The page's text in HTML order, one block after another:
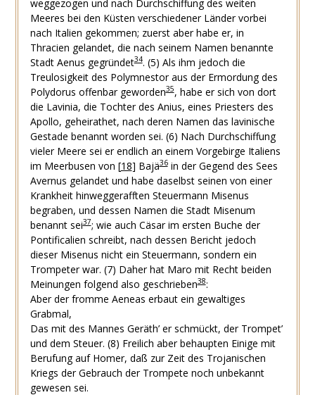
weggezogen und nach Durchschiffung des weiten
Meeres bei den Küsten verschiedener Länder vorbei
nach Italien gekommen; zuerst aber habe er, in
Thracien gelandet, die nach seinem Namen benannte
Stadt Aenus gegründet34. (5) Als ihm jedoch die
Treulosigkeit des Polymnestor aus der Ermordung des
Polydorus offenbar geworden35, habe er sich von dort
die Lavinia, die Tochter des Anius, eines Priesters des
Apollo, geheirathet, nach deren Namen das lavinische
Gestade benannt worden sei. (6) Nach Durchschiffung
vieler Meere sei er endlich an einem Vorgebirge Italiens
im Meerbusen von [18] Bajä36in der Gegend des Sees
Avernus gelandet und habe daselbst seinen von einer
Krankheit hinweggerafften Steuermann Misenus
begraben, und dessen Namen die Stadt Misenum
benannt sei37; wie auch Cäsar im ersten Buche der
Pontificalien schreibt, nach dessen Bericht jedoch
dieser Misenus nicht ein Steuermann, sondern ein
Trompeter war. (7) Daher hat Maro mit Recht beiden
Meinungen folgend also geschrieben38:
Aber der fromme Aeneas erbaut ein gewaltiges
Grabmal,
Das mit des Mannes Geräth’ er schmückt, der Trompet’
und dem Steuer. (8) Freilich aber behaupten Einige mit
Berufung auf Homer, daß zur Zeit des Trojanischen
Kriegs der Gebrauch der Trompete noch unbekannt
gewesen sei.